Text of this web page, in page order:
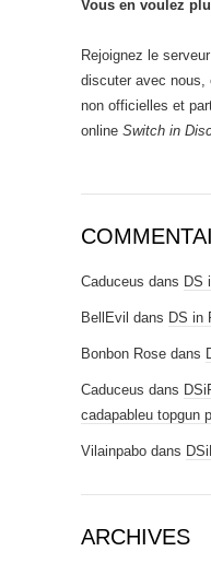
Vous en voulez
Rejoignez le serveur
discuter avec nous,
non officielles et
online Switch in
Caduceus dans DS
BellEvil dans DS in
Bonbon Rose dans
Caduceus dans
cadapableu topgun
Vilainpabo dans
ARCHIVES